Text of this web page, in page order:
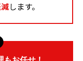
します。